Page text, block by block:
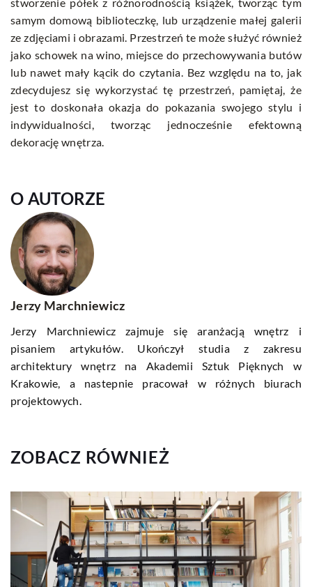
stworzenie półek z różnorodnością książek, tworząc tym
samym domową biblioteczkę, lub urządzenie małej galerii
ze zdjęciami i obrazami. Przestrzeń te może służyć również
jako schowek na wino, miejsce do przechowywania butów
lub nawet mały kącik do czytania. Bez względu na to, jak
zdecydujesz się wykorzystać tę przestrzeń, pamiętaj, że
jest to doskonała okazja do pokazania swojego stylu i
indywidualności, tworząc jednocześnie efektowną
dekorację wnętrza.
O AUTORZE
Jerzy Marchniewicz
Jerzy Marchniewicz zajmuje się aranżacją wnętrz i
pisaniem artykułów. Ukończył studia z zakresu
architektury wnętrz na Akademii Sztuk Pięknych w
Krakowie, a nastepnie pracował w różnych biurach
projektowych.
ZOBACZ RÓWNIEŻ